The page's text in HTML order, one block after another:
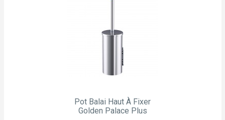
Pot Balai Haut À Fixer
Golden Palace Plus